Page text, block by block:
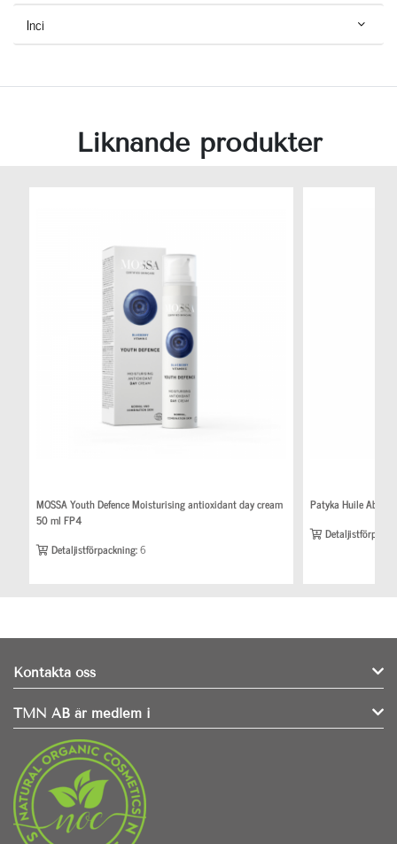
Inci
Liknande produkter
MOSSA Youth Defence Moisturising antioxidant day cream
50 ml FP4
Detaljistförpackning:6
Patyka Huile
Kontakta oss
TMN AB är medlem i